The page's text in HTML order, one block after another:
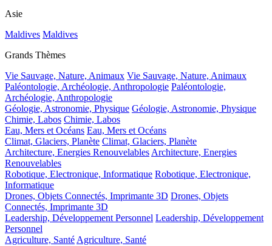
Asie
Maldives Maldives
Grands Thèmes
Vie Sauvage, Nature, Animaux Vie Sauvage, Nature, Animaux
Paléontologie, Archéologie, Anthropologie Paléontologie,
Archéologie, Anthropologie
Géologie, Astronomie, Physique Géologie, Astronomie, Physique
Chimie, Labos Chimie, Labos
Eau, Mers et Océans Eau, Mers et Océans
Climat, Glaciers, Planète Climat, Glaciers, Planète
Architecture, Energies RenouvelablesArchitecture, Energies
Renouvelables
Robotique, Electronique, Informatique Robotique, Electronique,
Informatique
Drones, Objets Connectés, Imprimante 3D Drones, Objets
Connectés, Imprimante 3D
Leadership, Développement Personnel Leadership, Développement
Personnel
Agriculture, SantéAgriculture, Santé